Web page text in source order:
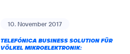
10. November 2017
TELEFÓNICA BUSINESS SOLUTION FÜR
VÖLKEL MIKROELEKTRONIK: